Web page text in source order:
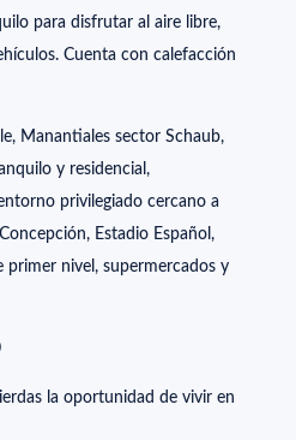
para disfrutar al aire libre,
Cuenta con calefacción
Manantiales sector Schaub,
y residencial,
privilegiado cercano a
Estadio Español,
primer nivel, supermercados y
la oportunidad de vivir en